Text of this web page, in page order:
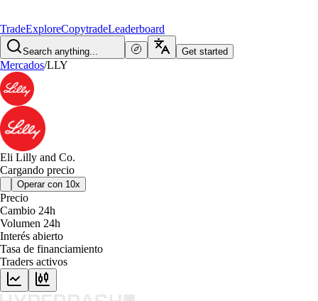
TradeExploreCopytradeLeaderboard
Search anything... Get started
Mercados/LLY
Eli Lilly and Co.
Cargando precio
Operar con 10x
Precio
Cambio 24h
Volumen 24h
Interés abierto
Tasa de financiamiento
Traders activos